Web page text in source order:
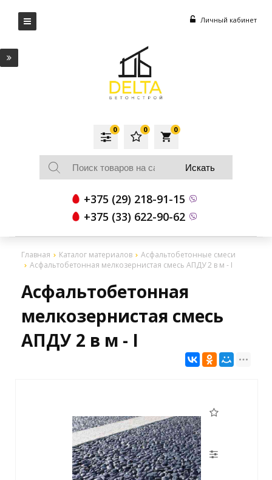
Личный кабинет
local_grocery_store
0
0
0
+375 (29) 218-91-15
+375 (33) 622-90-62
Главная Каталог материалов
Асфальтобетонные смеси
Асфальтобетонная мелкозернистая смесь АПДУ 2 в м - I
Асфальтобетонная
мелкозернистая смесь
АПДУ 2 в м - I